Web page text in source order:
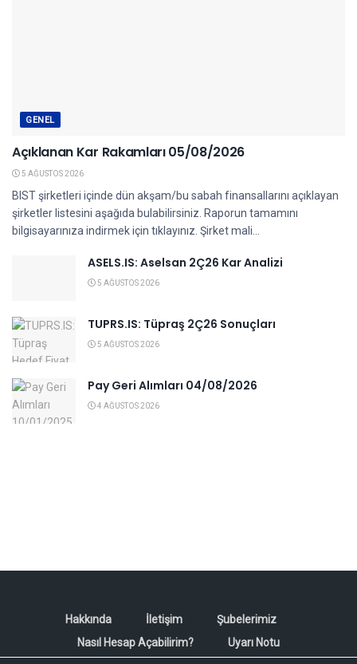
GENEL
Açıklanan Kar Rakamları 05/08/2026
5 AĞUSTOS 2026
BIST şirketleri içinde dün akşam/bu sabah finansallarını açıklayan
şirketler listesini aşağıda bulabilirsiniz. Raporun tamamını
bilgisayarınıza indirmek için tıklayınız. Şirket mali...
ASELS.IS: Aselsan 2Ç26 Kar Analizi
5 AĞUSTOS 2026
TUPRS.IS: Tüpraş 2Ç26 Sonuçları
5 AĞUSTOS 2026
Pay Geri Alımları 04/08/2026
4 AĞUSTOS 2026
Hakkında İletişim
Şubelerimiz
Nasıl Hesap Açabilirim?
Uyarı Notu